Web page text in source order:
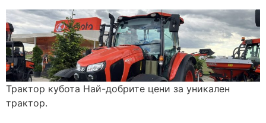
Трактор кубота Най-добрите цени за уникален
трактор.